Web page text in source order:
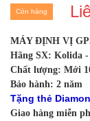
Còn hàng
MÁY ĐỊNH VỊ
Hãng SX: Kolida
Chất lượng: Mới
Bảo hành: 2 năm
Tặng thẻ
Giao hàng miễn